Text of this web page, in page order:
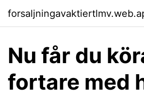
Nu får du
fortare med